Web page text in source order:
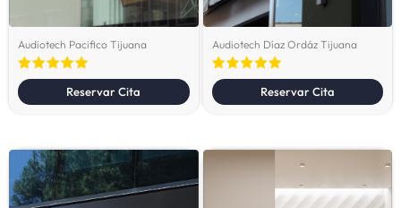
Audiotech Pacifico Tijuana
Reservar Cita
Audiotech Díaz Ordáz Tijuana
Reservar Cita